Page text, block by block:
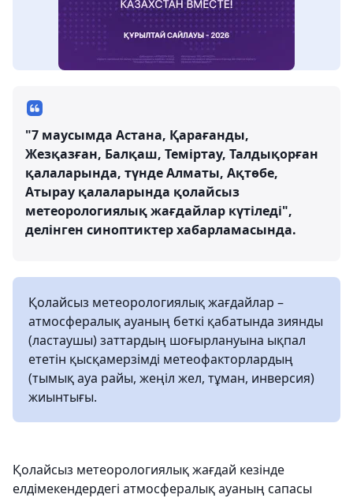
"7 маусымда Астана, Қарағанды,
Жезқазған, Балқаш, Теміртау, Талдықорған
қалаларында, түнде Алматы, Ақтөбе,
Атырау қалаларында қолайсыз
метеорологиялық жағдайлар күтіледі",
делінген синоптиктер хабарламасында.
Қолайсыз метеорологиялық жағдайлар –
атмосфералық ауаның беткі қабатында зиянды
(ластаушы) заттардың шоғырлануына ықпал
ететін қысқамерзімді метеофакторлардың
(тымық ауа райы, жеңіл жел, тұман, инверсия)
жиынтығы.
Қолайсыз метеорологиялық жағдай кезінде
елдімекендердегі атмосфералық ауаның сапасы